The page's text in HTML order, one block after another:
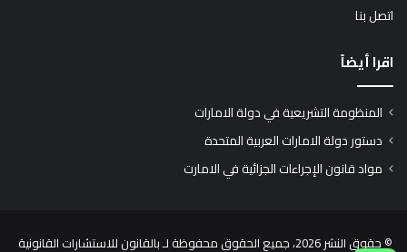
اتصل بنا
اقرا أيضاً
المنظومة التشريعية في دولة الامارات
دستور دولة الامارات العربية المتحدة
مواد قانون الإجراءات الجزائية في الامارت
© حقوق النشر 2026، جميع الحقوق محفوظة لـ بالقانون للاستشارات القانونية